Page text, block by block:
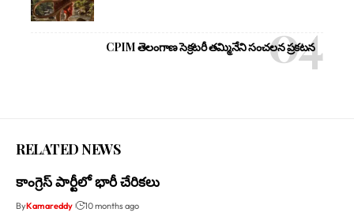
CPIM తెలంగాణ సెక్రటరీ తమ్మినేని సంచలన ప్రకటన
RELATED NEWS
కాంగ్రెస్ పార్టీలో భారీ చేరికలు
ByKamareddy 10 months ago